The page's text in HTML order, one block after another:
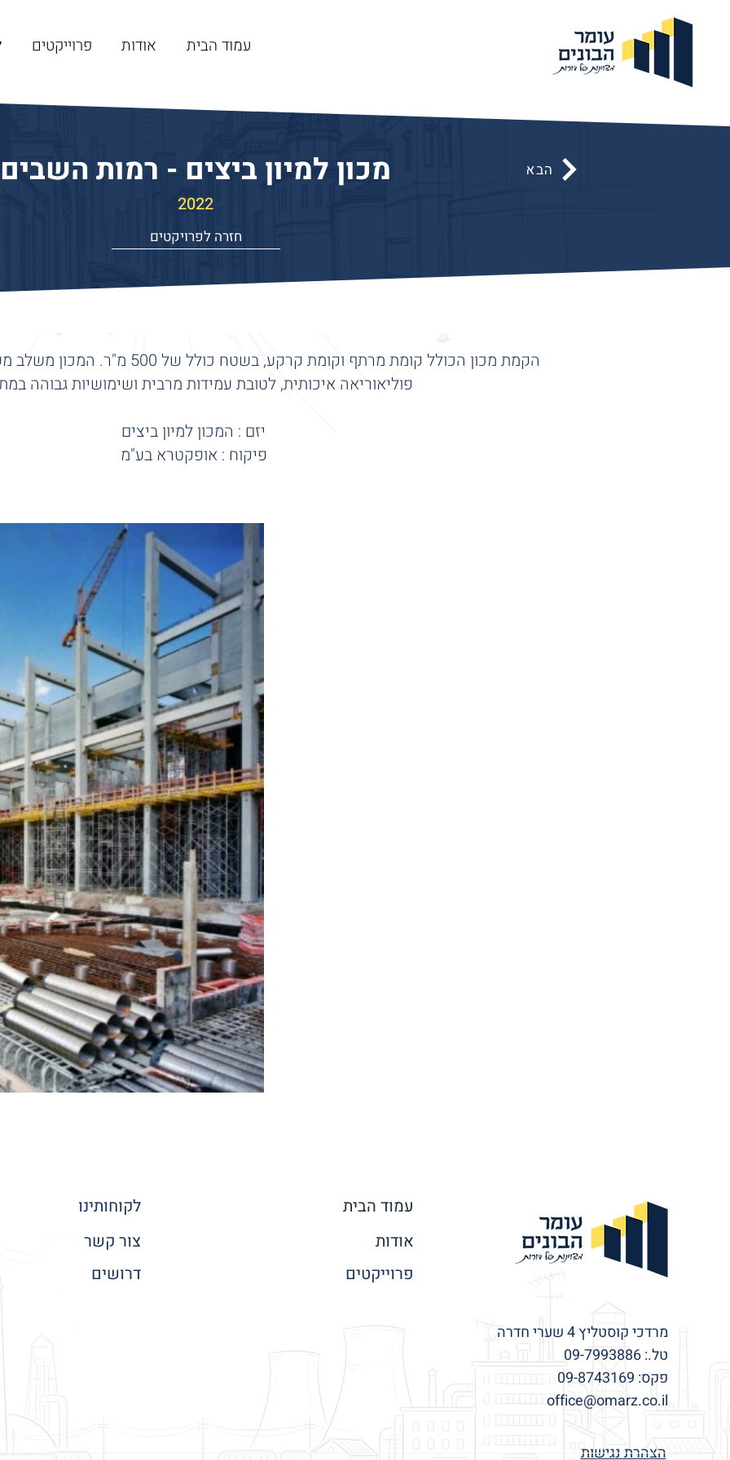
עמוד הבית אודות פרוייקטים
מכון למיון ביצים - רמות השבים הבא
2022
חזרה לפרויקטים
הקמת מכון הכולל קומת מרתף וקומת קרקע,
פוליאוריאה איכותית, לטובת עמידות מרבית ושימושיות גבוהה
יזם : המכון למיון ביצים
פיקוח : אופקטרא בע"מ
לקוחותינו
צור קשר
דרושים
עמוד הבית
אודות
פרוייקטים
מרדכי קוסטליץ 4 שערי חדרה
טל.: 09-7993886
פקס: 09-8743169
office@omarz.co.il
הצהרת נגישות